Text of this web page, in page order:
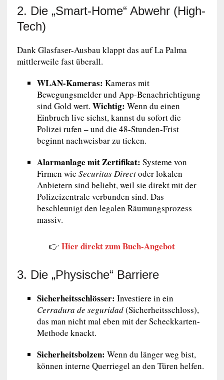
2. Die „Smart-Home“ Abwehr (High-
Tech)
Dank Glasfaser-Ausbau klappt das auf La Palma
mittlerweile fast überall.
WLAN-Kameras: Kameras mit
Bewegungsmelder und App-Benachrichtigung
sind Gold wert. Wichtig: Wenn du einen
Einbruch live siehst, kannst du sofort die
Polizei rufen – und die 48-Stunden-Frist
beginnt nachweisbar zu ticken.
Alarmanlage mit Zertifikat: Systeme von
Firmen wie Securitas Directoder lokalen
Anbietern sind beliebt, weil sie direkt mit der
Polizeizentrale verbunden sind. Das
beschleunigt den legalen Räumungsprozess
massiv.
👉 Hier direkt zum Buch-Angebot
3. Die „Physische“ Barriere
Sicherheitsschlösser: Investiere in ein
Cerradura de seguridad(Sicherheitsschloss),
das man nicht mal eben mit der Scheckkarten-
Methode knackt.
Sicherheitsbolzen: Wenn du länger weg bist,
können interne Querriegel an den Türen helfen.